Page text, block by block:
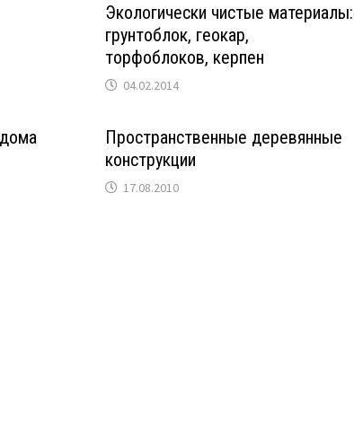
Экологически чистые материалы:
грунтоблок, геокар,
торфоблоков, керпен
04.02.2014
Пространственные деревянные
конструкции
17.08.2010